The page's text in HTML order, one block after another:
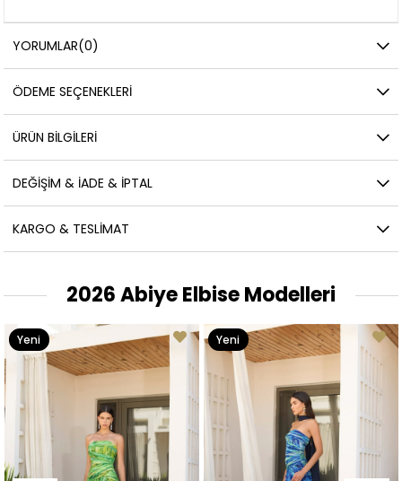
YORUMLAR(0)
ÖDEME SEÇENEKLERI
ÜRÜN BILGILERI
DEĞIŞIM & İADE & İPTAL
KARGO & TESLIMAT
2026 Abiye Elbise Modelleri
Yeni
Ürün
Yeni
Ürün